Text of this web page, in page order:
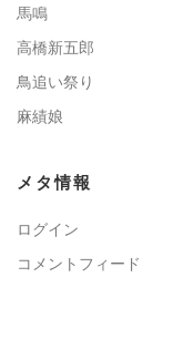
馬鳴
高橋新五郎
鳥追い祭り
麻績娘
メタ情報
ログイン
コメントフィード